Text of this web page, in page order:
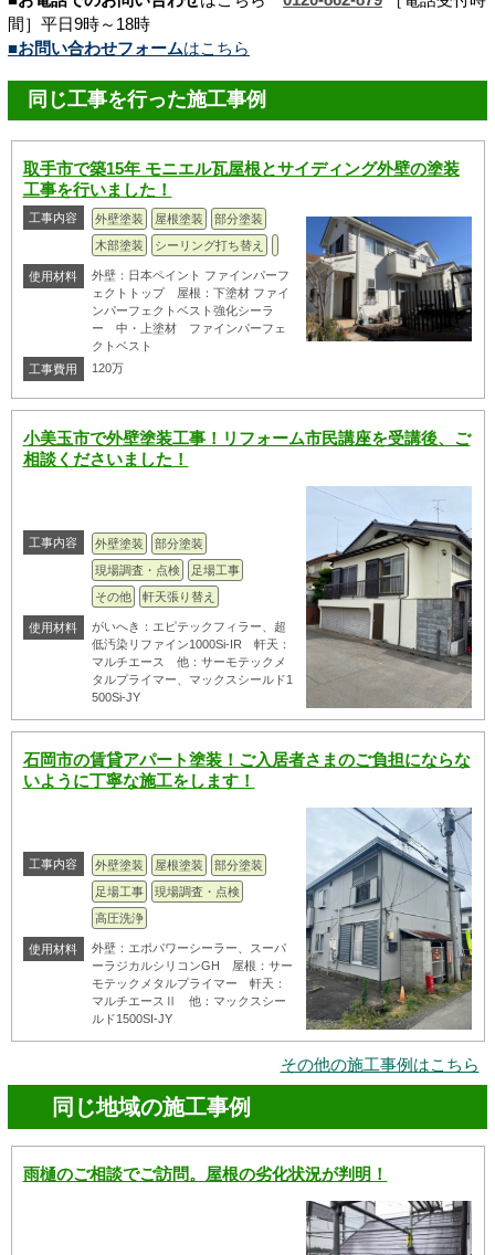
間］平日9時～18時
■お問い合わせフォームはこちら
同じ工事を行った施工事例
取手市で築15年 モニエル瓦屋根とサイディング外壁の塗装
工事を行いました！
工事内容 外壁塗装 屋根塗装
部分塗装
木部塗装
シーリング打ち替え
使用材料
外壁：日本ペイント ファインパーフ
ェクトトップ 屋根：下塗材 ファイ
ンパーフェクトベスト強化シーラ
ー 中・上塗材 ファインパーフェ
クトベスト
工事費用
120万
小美玉市で外壁塗装工事！リフォーム市民講座を受講後、ご
相談くださいました！
工事内容 外壁塗装
部分塗装
現場調査・点検
足場工事
その他
軒天張り替え
使用材料
がいへき：エピテックフィラー、超
低汚染リファイン1000Si-IR 軒天：
マルチエース 他：サーモテックメ
タルプライマー、マックスシールド1
500Si-JY
石岡市の賃貸アパート塗装！ご入居者さまのご負担にならな
いように丁寧な施工をします！
工事内容 外壁塗装 屋根塗装
部分塗装
足場工事
現場調査・点検
高圧洗浄
使用材料
外壁：エポパワーシーラー、スーパ
ーラジカルシリコンGH 屋根：サー
モテックメタルプライマー 軒天：
マルチエースⅡ 他：マックスシー
ルド1500SI-JY
その他の施工事例はこちら
同じ地域の施工事例
雨樋のご相談でご訪問。屋根の劣化状況が判明！